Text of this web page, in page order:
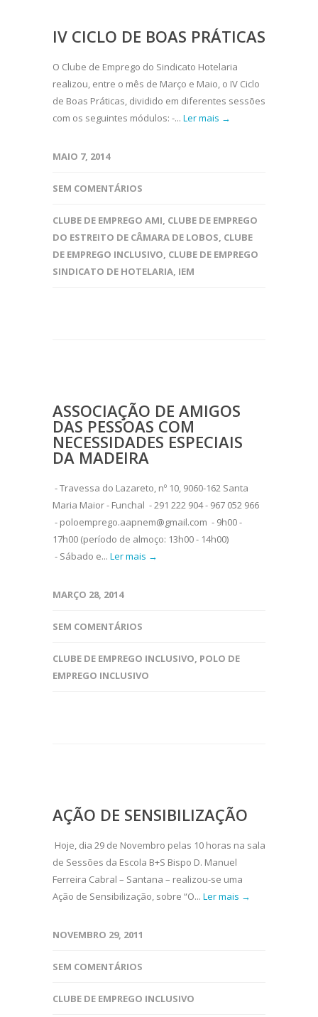
IV CICLO DE BOAS PRÁTICAS
O Clube de Emprego do Sindicato Hotelaria
realizou, entre o mês de Março e Maio, o IV Ciclo
de Boas Práticas, dividido em diferentes sessões
com os seguintes módulos: -... Ler mais →
MAIO 7, 2014
SEM COMENTÁRIOS
CLUBE DE EMPREGO AMI, CLUBE DE EMPREGO
DO ESTREITO DE CÂMARA DE LOBOS, CLUBE
DE EMPREGO INCLUSIVO, CLUBE DE EMPREGO
SINDICATO DE HOTELARIA, IEM
ASSOCIAÇÃO DE AMIGOS
DAS PESSOAS COM
NECESSIDADES ESPECIAIS
DA MADEIRA
- Travessa do Lazareto, nº 10, 9060-162 Santa
Maria Maior - Funchal - 291 222 904 - 967 052 966
- poloemprego.aapnem@gmail.com - 9h00 -
17h00 (período de almoço: 13h00 - 14h00)
- Sábado e... Ler mais →
MARÇO 28, 2014
SEM COMENTÁRIOS
CLUBE DE EMPREGO INCLUSIVO, POLO DE
EMPREGO INCLUSIVO
AÇÃO DE SENSIBILIZAÇÃO
Hoje, dia 29 de Novembro pelas 10 horas na sala
de Sessões da Escola B+S Bispo D. Manuel
Ferreira Cabral – Santana – realizou-se uma
Ação de Sensibilização, sobre “O... Ler mais →
NOVEMBRO 29, 2011
SEM COMENTÁRIOS
CLUBE DE EMPREGO INCLUSIVO